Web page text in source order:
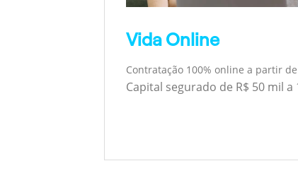
Vida Online
Contratação 100% online a partir de
Capital segurado de R$ 50 mil a